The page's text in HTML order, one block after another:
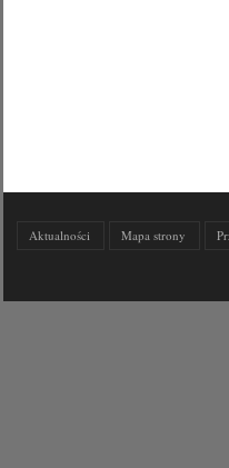
Aktualności Mapa strony